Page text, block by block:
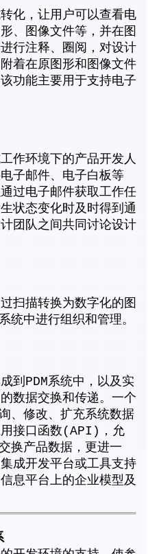
化，让用户可以查看电
、图像文件等，并在图
行注释、圈阅，对设计
着在原图形和图像文件
功能主要用于支持电子
作环境下的产品开发人
子邮件、电子白板等
过电子邮件获取工作任
状态变化时及时得到通
团队之间共同讨论设计
扫描转换为数字化的图
统中进行组织和管理。
到PDM系统中，以及实
数据交换和传递。一个
、修改、扩充系统数据
用接口函数(API)，允
换产品数据，更进一
成开发平台或工具支持
息平台上的企业模型及